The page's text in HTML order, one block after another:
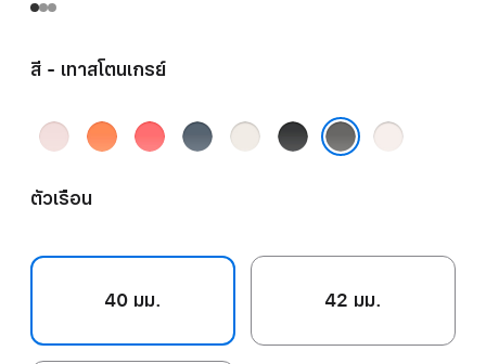
สี - เทาสโตนเกรย์
ชมพู
อ่อน
ส้ม
คลี
ไทน์
ชมพู
สดก
น้ำ
เงิน
ส
ตาร์ไลท์
ดำ
เทาสโตนเกรย์
ชม
ตัวเรือน
40 มม. 42 มม.